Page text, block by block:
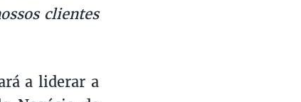
clientes
a liderar a